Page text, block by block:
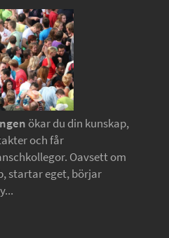
ökar du din kunskap,
och får
Oavsett om
startar eget, börjar